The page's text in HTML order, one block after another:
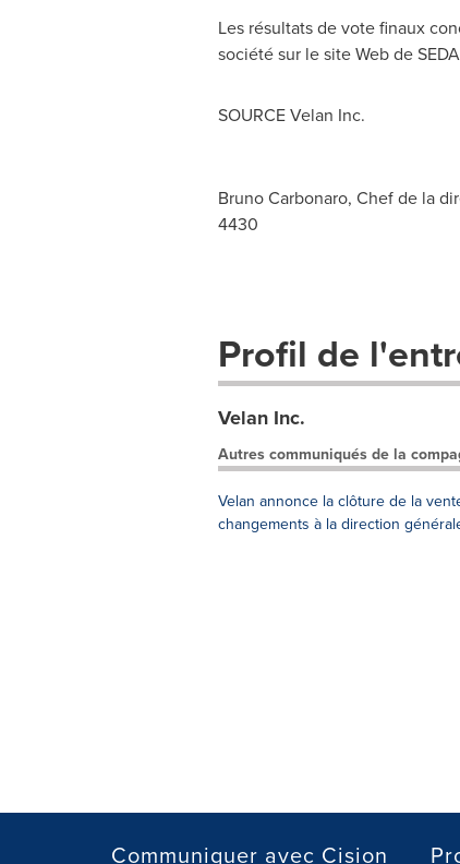
Les résultats de vote finaux
société sur le site Web de
SOURCE Velan Inc.
Bruno Carbonaro, Chef de la
4430
Profil de
Velan Inc.
Autres communiqués de la
Velan annonce la clôture de la
changements à la direction
Communiquer avec Cision